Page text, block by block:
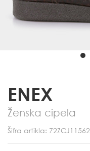
ENEX
Ženska cipela
Šifra artikla: 72ZCJ11562